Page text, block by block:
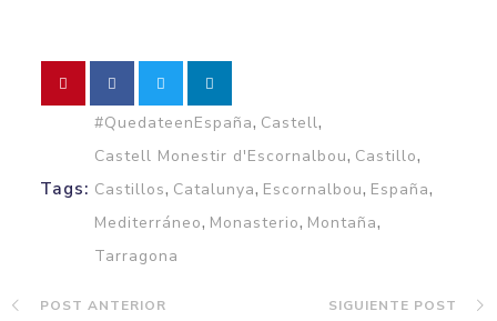
Tags:
#QuedateenEspaña, Castell,
Castell Monestir d'Escornalbou, Castillo,
Castillos, Catalunya, Escornalbou, España,
Mediterráneo, Monasterio, Montaña,
Tarragona
POST ANTERIOR SIGUIENTE POST